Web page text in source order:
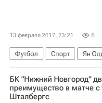
13 февраля 2017, 23:21 6
Футбол Спорт
Ян
Галатасарай
БК "Нижний Новгород"
преимущество в матче
Шталбергс